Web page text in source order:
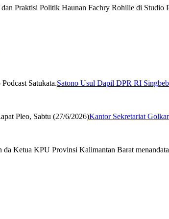
Satono Usul Dapil DPR RI
Kantor Sekretariat